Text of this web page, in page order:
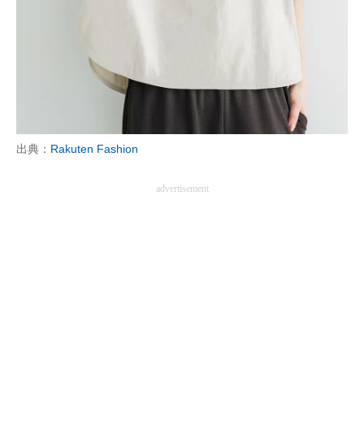
出典： Rakuten Fashion
advertisement